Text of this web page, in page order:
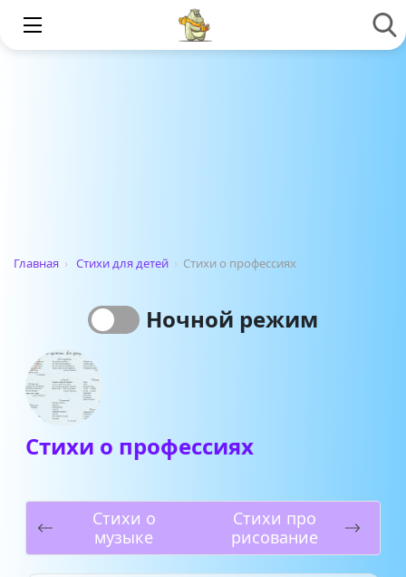
Главная › Стихи для детей › Стихи о профессиях
Ночной режим
Стихи о профессиях
Стихи о
музыке
Стихи про
рисование